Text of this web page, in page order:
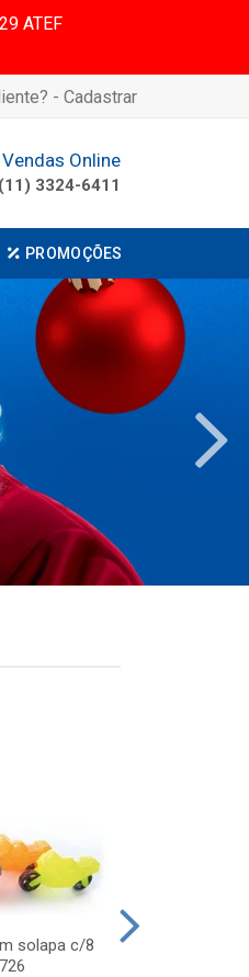
ATEF
- Cadastrar
Online
(11) 3324-6411
PROMOÇÕES
solapa c/8